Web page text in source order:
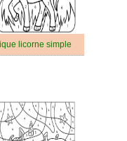
licorne simple